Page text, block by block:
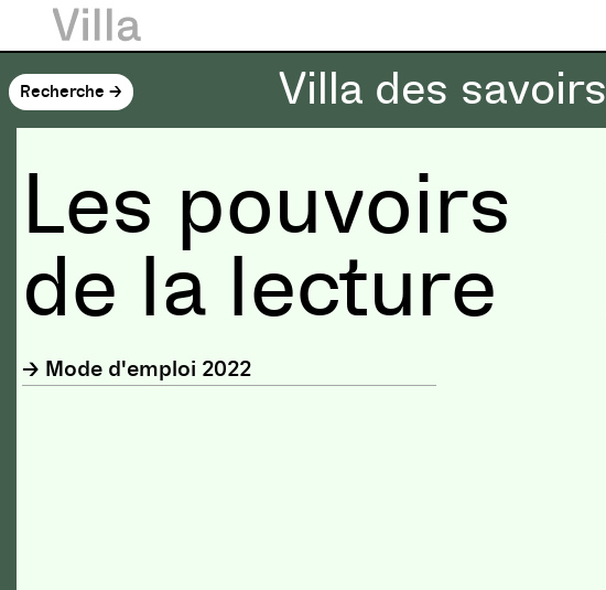
Recherche → Villa des savoirs
Les pouvoirs
de la lecture
Mode d'emploi 2022